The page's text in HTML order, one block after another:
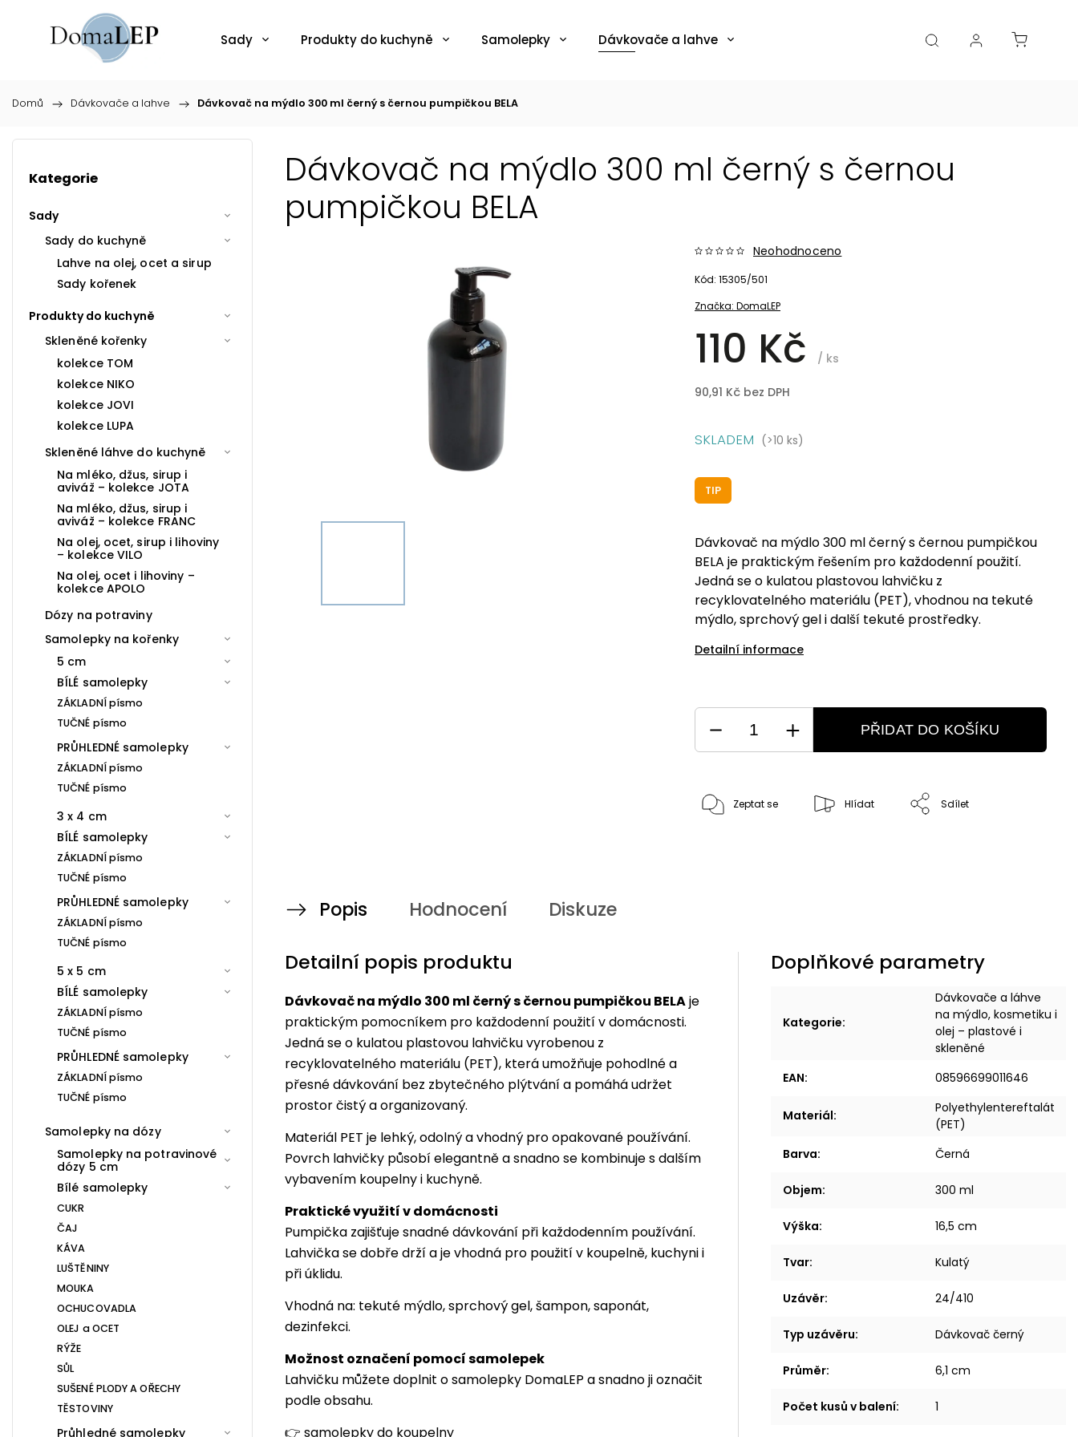
Sady Produkty do kuchyně Samolepky Dávkovače a lahve Boxy, dózy, kořenky, skleničky Akce
Domů / Dávkovače a lahve / Dávkovač na mýdlo 300 ml černý s černou pumpičkou BELA
Kategorie
Sady
Sady do kuchyně
Lahve na olej, ocet a sirup
Sady kořenek
Produkty do kuchyně
Skleněné kořenky
kolekce TOM
kolekce NIKO
kolekce JOVI
kolekce LUPA
Skleněné láhve do kuchyně
Na mléko, džus, sirup i
aviváž – kolekce JOTA
Na mléko, džus, sirup i
aviváž – kolekce FRANC
Na olej, ocet, sirup i lihoviny
– kolekce VILO
Na olej, ocet i lihoviny –
kolekce APOLO
Dózy na potraviny
Samolepky na kořenky
5 cm
BÍLÉ samolepky
ZÁKLADNÍ písmo
TUČNÉ písmo
PRŮHLEDNÉ samolepky
ZÁKLADNÍ písmo
TUČNÉ písmo
3 x 4 cm
BÍLÉ samolepky
ZÁKLADNÍ písmo
TUČNÉ písmo
PRŮHLEDNÉ samolepky
ZÁKLADNÍ písmo
TUČNÉ písmo
5 x 5 cm
BÍLÉ samolepky
ZÁKLADNÍ písmo
TUČNÉ písmo
PRŮHLEDNÉ samolepky
ZÁKLADNÍ písmo
TUČNÉ písmo
Samolepky na dózy
Samolepky na potravinové
dózy 5 cm
Bílé samolepky
CUKR
ČAJ
KÁVA
LUŠTĚNINY
MOUKA
OCHUCOVADLA
OLEJ a OCET
RÝŽE
SŮL
SUŠENÉ PLODY A OŘECHY
TĚSTOVINY
Průhledné samolepky
Dávkovač na mýdlo 300 ml černý s černou
pumpičkou BELA
Značka: DomaLEP
Neohodnoceno
110 Kč / ks
90,91 Kč bez DPH
Kód: 15305/501
TIP
Dávkovač na mýdlo 300 ml černý s černou pumpičkou
BELA je praktickým řešením pro každodenní použití.
Jedná se o kulatou plastovou lahvičku z
recyklovatelného materiálu (PET), vhodnou na tekuté
mýdlo, sprchový gel i další tekuté prostředky.
Detailní informace
SKLADEM (>10 ks)
PŘIDAT DO KOŠÍKU
Zeptat se Hlídat Sdílet
Popis Hodnocení Diskuze
Detailní popis produktu
Dávkovač na mýdlo 300 ml černý s černou pumpičkou BELAje
praktickým pomocníkem pro každodenní použití v domácnosti.
Jedná se o kulatou plastovou lahvičku vyrobenou z
recyklovatelného materiálu (PET), která umožňuje pohodlné a
přesné dávkování bez zbytečného plýtvání a pomáhá udržet
prostor čistý a organizovaný.
Materiál PET je lehký, odolný a vhodný pro opakované používání.
Povrch lahvičky působí elegantně a snadno se kombinuje s dalším
vybavením koupelny i kuchyně.
Praktické využití v domácnosti
Pumpička zajišťuje snadné dávkování při každodenním používání.
Lahvička se dobře drží a je vhodná pro použití v koupelně, kuchyni i
při úklidu.
Vhodná na: tekuté mýdlo, sprchový gel, šampon, saponát,
dezinfekci.
Možnost označení pomocí samolepek
Lahvičku můžete doplnit o samolepky DomaLEP a snadno ji označit
podle obsahu.
👉 samolepky do koupelny
Doplňkové parametry
Kategorie:
Dávkovače a láhve
na mýdlo, kosmetiku i
olej – plastové i
skleněné
EAN: 08596699011646
Materiál:
Polyethylentereftalát
(PET)
Barva: Černá
Objem: 300 ml
Výška: 16,5 cm
Tvar: Kulatý
Uzávěr: 24/410
Typ uzávěru: Dávkovač černý
Průměr: 6,1 cm
Počet kusů v balení: 1